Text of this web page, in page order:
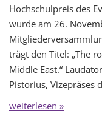
Hochschulpreis des
wurde am 26.
trägt den Titel: „The
Middle East.“
Pistorius, Vizepräses
weiterlesen »